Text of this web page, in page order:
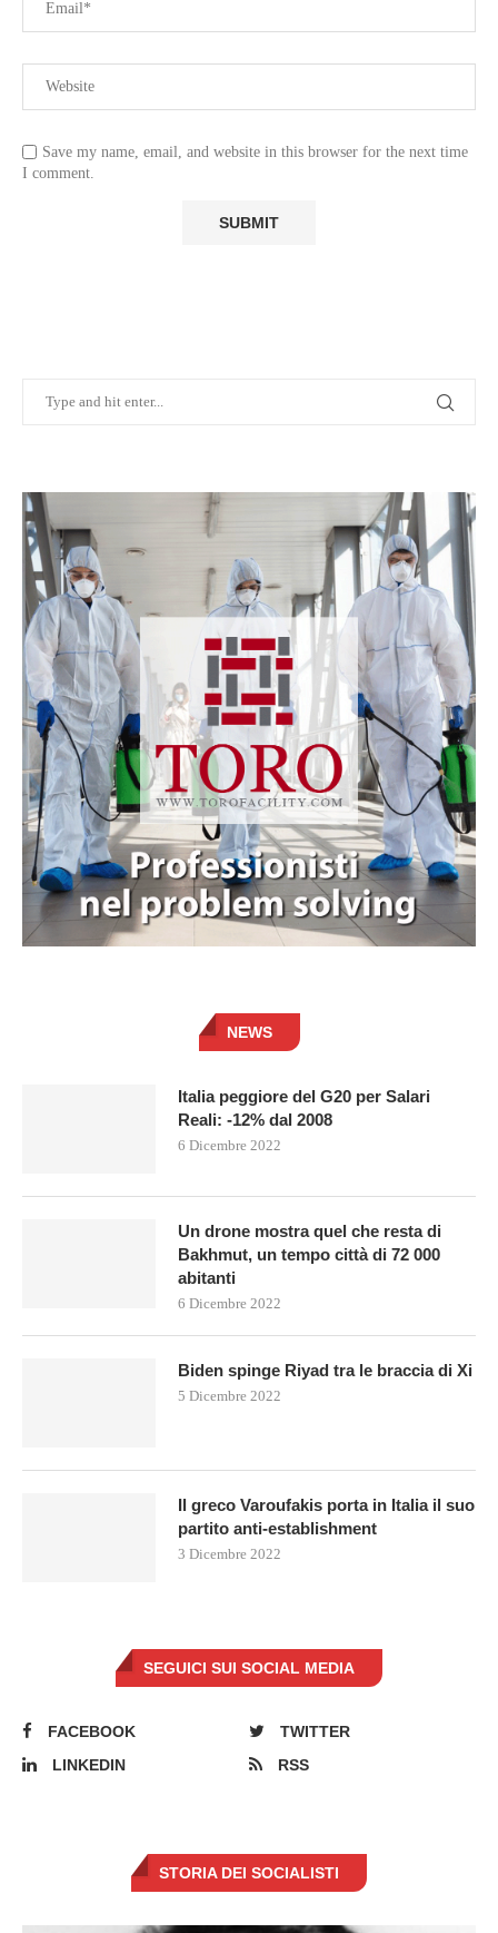
Save my name, email, and website in this browser for the next time
I comment.
NEWS
Italia peggiore del G20 per Salari
Reali: -12% dal 2008
6 Dicembre 2022
Un drone mostra quel che resta di
Bakhmut, un tempo città di 72 000
abitanti
6 Dicembre 2022
Biden spinge Riyad tra le braccia di Xi
5 Dicembre 2022
Il greco Varoufakis porta in Italia il suo
partito anti-establishment
3 Dicembre 2022
SEGUICI SUI SOCIAL MEDIA
FACEBOOK
TWITTER
LINKEDIN
RSS
STORIA DEI SOCIALISTI